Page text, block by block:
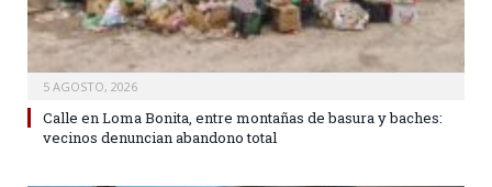
5 AGOSTO, 2026
Calle en Loma Bonita, entre montañas de basura y baches:
vecinos denuncian abandono total